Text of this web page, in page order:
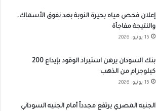
إعلان فحص مياه بحيرة النوبة بعد نفوق الأسماك..
والنتيجة مفاجأة
15 يونيو، 2026
بنك السودان يرهن استيراد الوقود بإيداع 200
كيلوجرام من الذهب
15 يونيو، 2026
الجنيه المصري يرتفع مجدداً أمام الجنيه السوداني